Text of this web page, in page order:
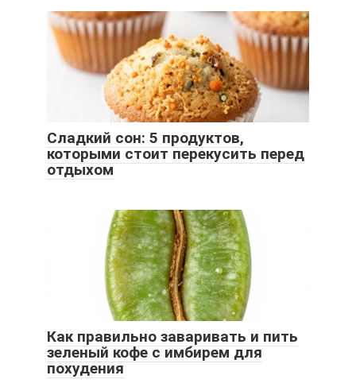
Сладкий сон: 5 продуктов,
которыми стоит перекусить перед
отдыхом
Как правильно заваривать и пить
зеленый кофе с имбирем для
похудения